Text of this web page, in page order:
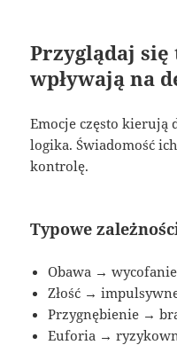
Przyglądaj
wpływają na
Emocje często kierują
logika. Świadomość
kontrolę.
Typowe
Obawa →
Złość →
Przygnębienie →
Euforia →